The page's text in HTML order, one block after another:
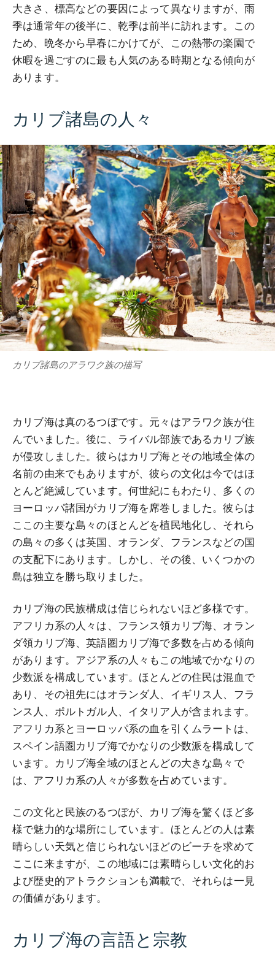
大きさ、標高などの要因によって異なりますが、雨
季は通常年の後半に、乾季は前半に訪れます。この
ため、晩冬から早春にかけてが、この熱帯の楽園で
休暇を過ごすのに最も人気のある時期となる傾向が
あります。
カリブ諸島の人々
カリブ諸島のアラワク族の描写
カリブ海は真のるつぼです。元々はアラワク族が住
んでいました。後に、ライバル部族であるカリブ族
が侵攻しました。彼らはカリブ海とその地域全体の
名前の由来でもありますが、彼らの文化は今ではほ
とんど絶滅しています。何世紀にもわたり、多くの
ヨーロッパ諸国がカリブ海を席巻しました。彼らは
ここの主要な島々のほとんどを植民地化し、それら
の島々の多くは英国、オランダ、フランスなどの国
の支配下にあります。しかし、その後、いくつかの
島は独立を勝ち取りました。
カリブ海の民族構成は信じられないほど多様です。
アフリカ系の人々は、フランス領カリブ海、オラン
ダ領カリブ海、英語圏カリブ海で多数を占める傾向
があります。アジア系の人々もこの地域でかなりの
少数派を構成しています。ほとんどの住民は混血で
あり、その祖先にはオランダ人、イギリス人、フラ
ンス人、ポルトガル人、イタリア人が含まれます。
アフリカ系とヨーロッパ系の血を引くムラートは、
スペイン語圏カリブ海でかなりの少数派を構成して
います。カリブ海全域のほとんどの大きな島々で
は、アフリカ系の人々が多数を占めています。
この文化と民族のるつぼが、カリブ海を驚くほど多
様で魅力的な場所にしています。ほとんどの人は素
晴らしい天気と信じられないほどのビーチを求めて
ここに来ますが、この地域には素晴らしい文化的お
よび歴史的アトラクションも満載で、それらは一見
の価値があります。
カリブ海の言語と宗教